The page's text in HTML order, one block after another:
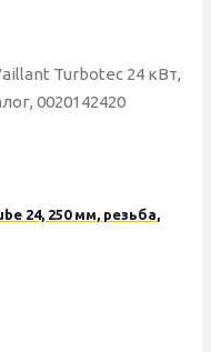
Turbotec 24 кВт,
0020142420
24, 250 мм, резьба,